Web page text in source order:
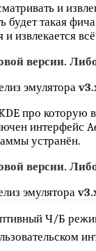
и
будет такая
и извлекается
версии.
эмулятора
про которую
интерфейс
устранён.
версии.
эмулятора
Ч/Б